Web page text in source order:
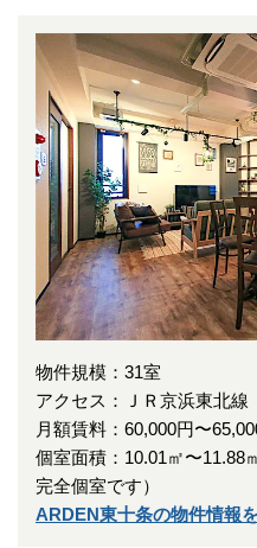
物件規模：31室
アクセス：ＪＲ京浜東北線
月額賃料：60,000円〜
個室面積：10.01㎡〜11.88
完全個室です）
ARDEN東十条の物件情報